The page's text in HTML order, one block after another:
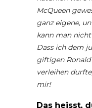
McQueen
ganz eigene,
kann man
Dass ich dem
giftigen
verleihen
mir!
Das heisst,